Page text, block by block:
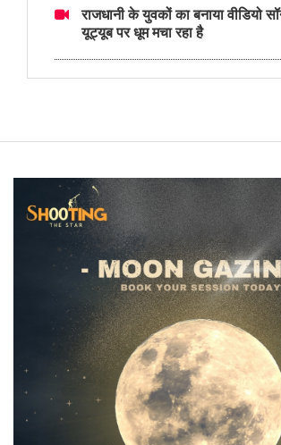
राजधानी के युवकों का बनाया वीडियो
यूट्यूब पर धूम मचा रहा है